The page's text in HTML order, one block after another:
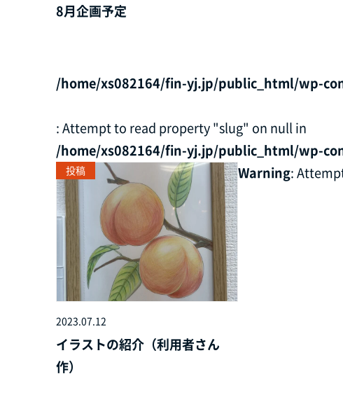
8月企画予定
/home/xs082164/fin-yj.jp/public_html/wp-
: Attempt to read property "slug" on null in
/home/xs082164/fin-yj.jp/public_html/wp-
投稿
2023.07.12
イラストの紹介（利用者さん
作）
Warning: